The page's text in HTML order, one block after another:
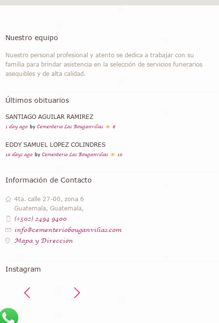
Nuestro equipo
Nuestro personal profesional y atento se dedica a trabajar con su
familia para brindar asistencia en la selección de servicios funerarios
asequibles y de alta calidad.
Últimos obituarios
SANTIAGO AGUILAR RAMIREZ
1 day ago by Cementerio Las Bouganvilias 6
EDDY SAMUEL LOPEZ COLINDRES
10 days ago by Cementerio Las Bouganvilias 10
Información de Contacto
4ta. calle 27-00, zona 6
Guatemala, Guatemala,
(+502) 2494 9400
info@cementeriobouganvilias.com
Mapa y Dirección
Instagram